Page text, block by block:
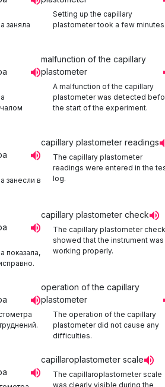
заняла
Setting up the capillary
plastometer took a few
malfunction of the capillary
plastometer
A malfunction of the capillary
plastometer was detected
the start of the experiment.
занесли в
capillary plastometer readings
The capillary plastometer
readings were entered in the
log.
показала,
capillary plastometer check
The capillary plastometer check
showed that the instrument was
working properly.
operation of the capillary
plastometer
The operation of the capillary
plastometer did not cause any
difficulties.
capillaroplastometer scale
The capillaroplastometer scale
was clearly visible during the